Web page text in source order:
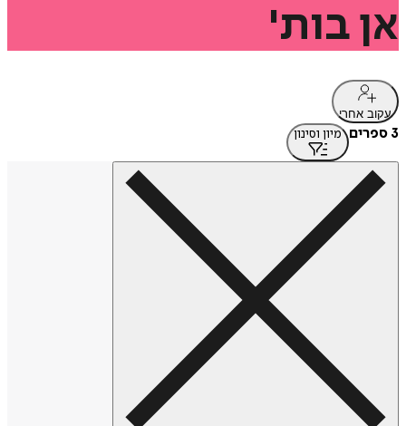
אן בות'
עקוב אחרי
3 ספרים מיון וסינון